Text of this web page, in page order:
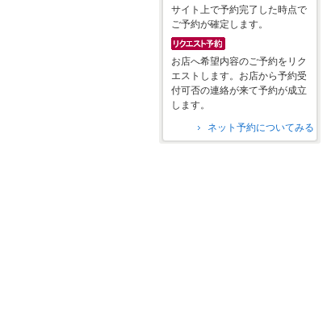
サイト上で予約完了した時点で
ご予約が確定します。
お店へ希望内容のご予約をリク
エストします。お店から予約受
付可否の連絡が来て予約が成立
します。
ネット予約についてみる